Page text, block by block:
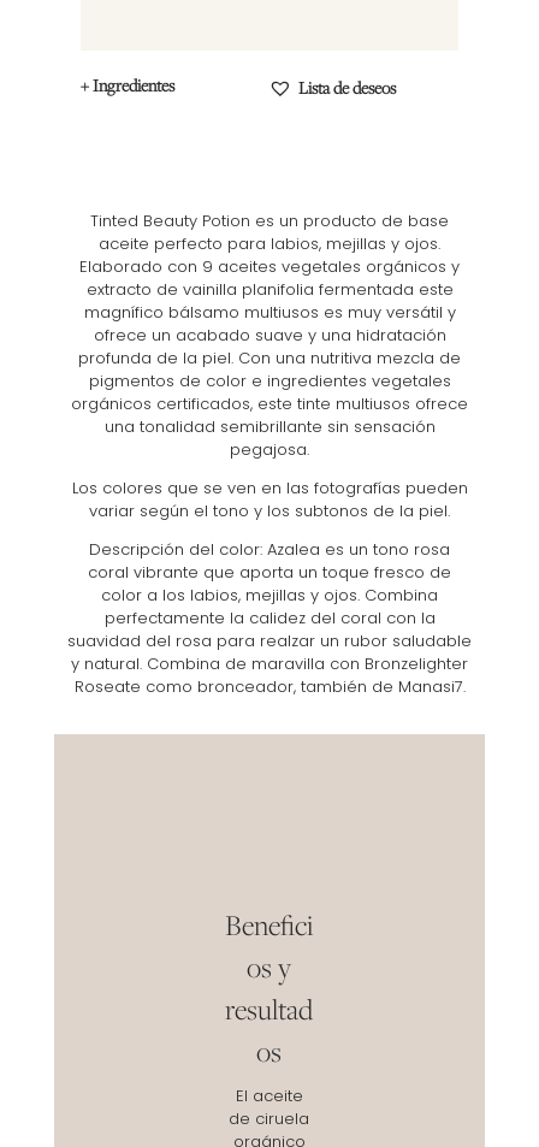
+ Ingredientes Lista de deseos
Tinted Beauty Potion es un producto de base
aceite perfecto para labios, mejillas y ojos.
Elaborado con 9 aceites vegetales orgánicos y
extracto de vainilla planifolia fermentada este
magnífico bálsamo multiusos es muy versátil y
ofrece un acabado suave y una hidratación
profunda de la piel. Con una nutritiva mezcla de
pigmentos de color e ingredientes vegetales
orgánicos certificados, este tinte multiusos ofrece
una tonalidad semibrillante sin sensación
pegajosa.
Los colores que se ven en las fotografías pueden
variar según el tono y los subtonos de la piel.
Descripción del color: Azalea es un tono rosa
coral vibrante que aporta un toque fresco de
color a los labios, mejillas y ojos. Combina
perfectamente la calidez del coral con la
suavidad del rosa para realzar un rubor saludable
y natural. Combina de maravilla con Bronzelighter
Roseate como bronceador, también de Manasi7.
Benefici
os y
resultad
os
El aceite
de ciruela
orgánico